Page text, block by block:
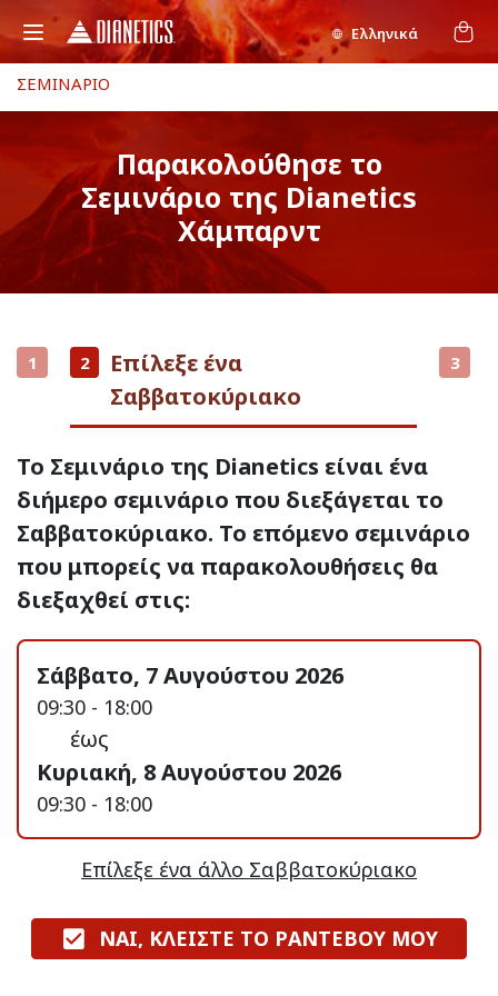
Ελληνικά
ΣΕΜΙΝΑΡΙΟ
Παρακολούθησε το
Σεμινάριο της Dianetics
Χάμπαρντ
1 2
Επίλεξε ένα
Σαββατοκύριακο
3
Το Σεμινάριο της Dianetics είναι ένα
διήμερο σεμινάριο που διεξάγεται το
Σαββατοκύριακο. Το επόμενο σεμινάριο
που μπορείς να παρακολουθήσεις θα
διεξαχθεί στις:
Σάββατο, 7 Αυγούστου 2026
09:30 - 18:00
έως
Κυριακή, 8 Αυγούστου 2026
09:30 - 18:00
Επίλεξε ένα άλλο Σαββατοκύριακο
ΝΑΙ, ΚΛΕΙΣΤΕ ΤΟ ΡΑΝΤΕΒΟΥ ΜΟΥ